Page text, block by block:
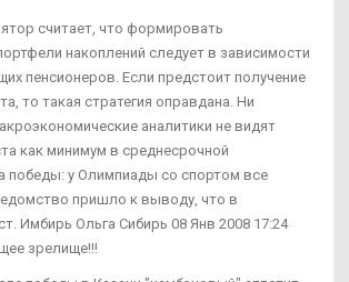
считает, что формировать
накоплений следует в зависимости
пенсионеров. Если предстоит получение
то такая стратегия оправдана. Ни
аналитики не видят
как минимум в среднесрочной
победы: у Олимпиады со спортом все
пришло к выводу, что в
Имбирь Ольга Сибирь 08 Янв 2008 17:24
зрелище!!!